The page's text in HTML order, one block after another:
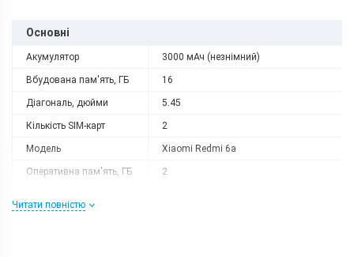
Основні
Акумулятор 3000 мАч (незнімний)
Вбудована пам'ять, ГБ 16
Діагональ, дюйми 5.45
Кількість SIM-карт 2
Модель Xiaomi Redmi 6a
Оперативна пам'ять, ГБ 2
Читати повністю